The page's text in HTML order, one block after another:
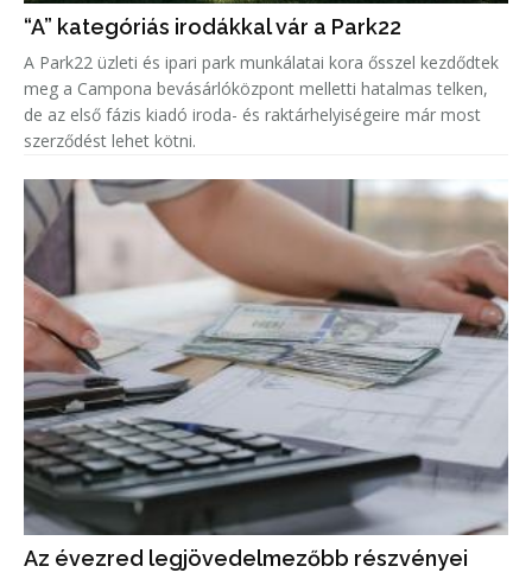
“A” kategóriás irodákkal vár a Park22
A Park22 üzleti és ipari park munkálatai kora ősszel kezdődtek
meg a Campona bevásárlóközpont melletti hatalmas telken,
de az első fázis kiadó iroda- és raktárhelyiségeire már most
szerződést lehet kötni.
Az évezred legjövedelmezőbb részvényei